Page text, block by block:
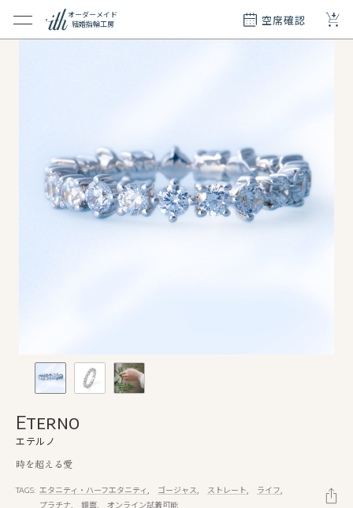
オーダーメイド
結婚指輪工房
空席確認 +
エテルノ
Eterno
時を超える愛
TAGS: エタニティ・ハーフエタニティ ゴージャス ストレート
ライフ
プラチナ
鏡面 オンライン試着可能